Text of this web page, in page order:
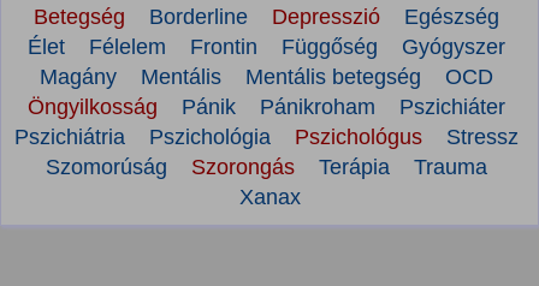
Betegség
Borderline Depresszió
Egészség
Élet
Félelem Frontin Függőség
Gyógyszer
Magány
Mentális Mentális betegség
OCD
Öngyilkosság
Pánik Pánikroham
Pszichiáter
Pszichiátria
Pszichológia Pszichológus
Stressz
Szomorúság
Szorongás Terápia
Trauma
Xanax